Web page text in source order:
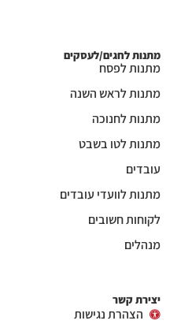
מתנות לחגים/לעסקים
מתנות לפסח
מתנות לראש השנה
מתנות לחנוכה
מתנות לטו בשבט
עובדים
מתנות לוועדי עובדים
לקוחות חשובים
מנהלים
יצירת קשר
הצהרת נגישות